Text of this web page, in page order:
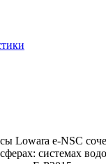
Lowara e-NSC
системах